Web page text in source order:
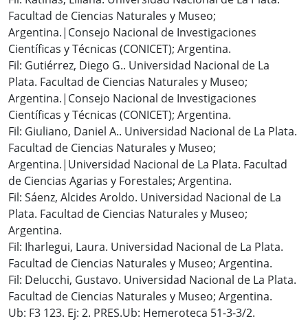
Facultad de Ciencias Naturales y Museo;
Argentina.|Consejo Nacional de Investigaciones
Científicas y Técnicas (CONICET); Argentina.
Fil: Gutiérrez, Diego G.. Universidad Nacional de La
Plata. Facultad de Ciencias Naturales y Museo;
Argentina.|Consejo Nacional de Investigaciones
Científicas y Técnicas (CONICET); Argentina.
Fil: Giuliano, Daniel A.. Universidad Nacional de La Plata.
Facultad de Ciencias Naturales y Museo;
Argentina.|Universidad Nacional de La Plata. Facultad
de Ciencias Agarias y Forestales; Argentina.
Fil: Sáenz, Alcides Aroldo. Universidad Nacional de La
Plata. Facultad de Ciencias Naturales y Museo;
Argentina.
Fil: Iharlegui, Laura. Universidad Nacional de La Plata.
Facultad de Ciencias Naturales y Museo; Argentina.
Fil: Delucchi, Gustavo. Universidad Nacional de La Plata.
Facultad de Ciencias Naturales y Museo; Argentina.
Ub: F3 123. Ej: 2. PRES.Ub: Hemeroteca 51-3-3/2.